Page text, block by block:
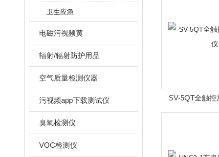
卫生应急
电磁污视频黄
辐射/辐射防护用品
空气质量检测仪器
污视频app下载测试仪
臭氧检测仪
VOC检测仪
SV-5QT全触